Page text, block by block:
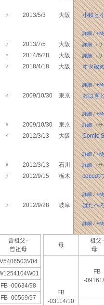
♂ 2013/5/3 大阪 小鉄と
詳細/
♂ 2013/7/5 大阪 詳細（サ
♀ 2014/6/28 大阪 詳細（サ
♂ 2018/4/18 大阪 オタ改
詳細/
♂ 2009/10/30 東京 おはぎ
詳細/
♀ 2009/10/30 東京 詳細（サ
♂ 2012/3/13 大阪 Comic
詳細/
♀ 2012/3/13 石川 詳細（サ
♂ 2012/9/15 栃木 cocoの
詳細/
♂ 2012/9/28 岐阜 ぱたぺ
詳細/
曾祖父･
曾祖母
V5406503V04
FB -00634/98
FB -00569/97
母
祖父
母
FB
-03114/10
FB
-